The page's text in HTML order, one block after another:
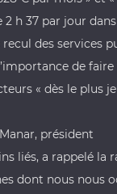
h 37 par jour
recul des services
de
« dès le plus
président
liés, a rappelé la
dont nous nous